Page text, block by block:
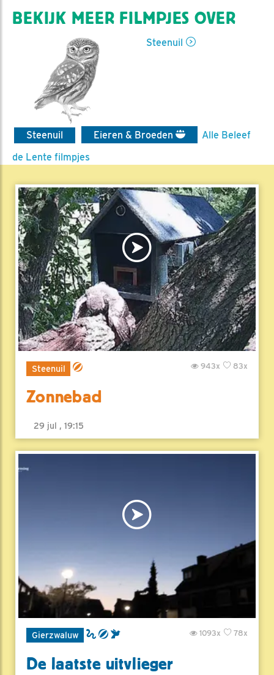
BEKIJK MEER FILMPJES OVER
Steenuil
Steenuil Eieren & Broeden
Alle Beleef
de Lente filmpjes
Steenuil 83x
943x
Zonnebad
29 jul , 19:15
Gierzwaluw 78x
1093x
De laatste uitvlieger